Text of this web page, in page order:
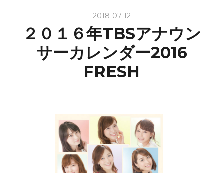
2018-07-12
２０１６年TBSアナウン
サーカレンダー2016
FRESH